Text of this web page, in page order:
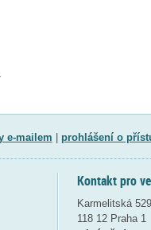
e-mailem prohlášení o
Kontakt pro
Karmelitská
118 12 Praha 1